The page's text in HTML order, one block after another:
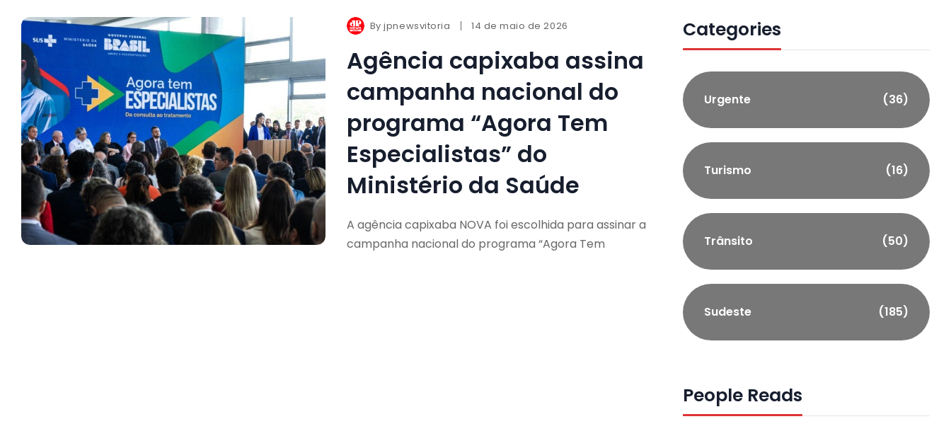
Byjpnewsvitoria 14 de maio de 2026
Agência capixaba assina
campanha nacional do
programa “Agora Tem
Especialistas” do
Ministério da Saúde
A agência capixaba NOVA foi escolhida para assinar a
campanha nacional do programa “Agora Tem
Categories
Urgente (36)
Turismo (16)
Trânsito (50)
Sudeste (185)
People Reads